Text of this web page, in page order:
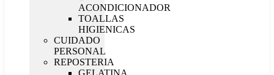
ACONDICIONADOR
TOALLAS
HIGIENICAS
CUIDADO
PERSONAL
REPOSTERIA
GELATINA